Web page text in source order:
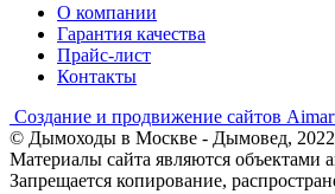
О компании
Гарантия качества
Прайс-лист
Контакты
Создание и продвижение сайтов
© Дымоходы в Москве - Дымовед,
Материалы сайта являются объектами
Запрещается копирование,